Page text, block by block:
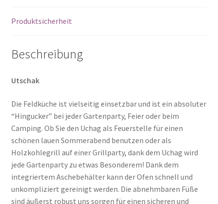
mit
8
Menge
Produktsicherheit
Beschreibung
Utschak
Die Feldküche ist vielseitig einsetzbar und ist ein absoluter
“Hingucker” bei jeder Gartenparty, Feier oder beim
Camping. Ob Sie den Uchag als Feuerstelle für einen
schönen lauen Sommerabend benutzen oder als
Holzkohlegrill auf einer Grillparty, dank dem Uchag wird
jede Gartenparty zu etwas Besonderem! Dank dem
integriertem Aschebehälter kann der Ofen schnell und
unkompliziert gereinigt werden. Die abnehmbaren Füße
sind äußerst robust uns sorgen für einen sicheren und